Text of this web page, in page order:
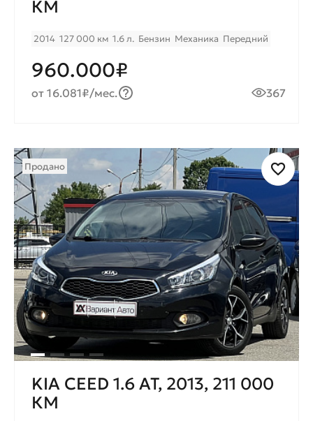
КМ
2014 127 000 км 1.6 л. Бензин Механика Передний
960.000₽
от 16.081₽/мес. 367
Продано
KIA CEED 1.6 AT, 2013, 211 000
КМ